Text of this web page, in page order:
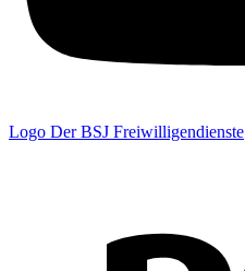
Logo Der BSJ Freiwilligendienste